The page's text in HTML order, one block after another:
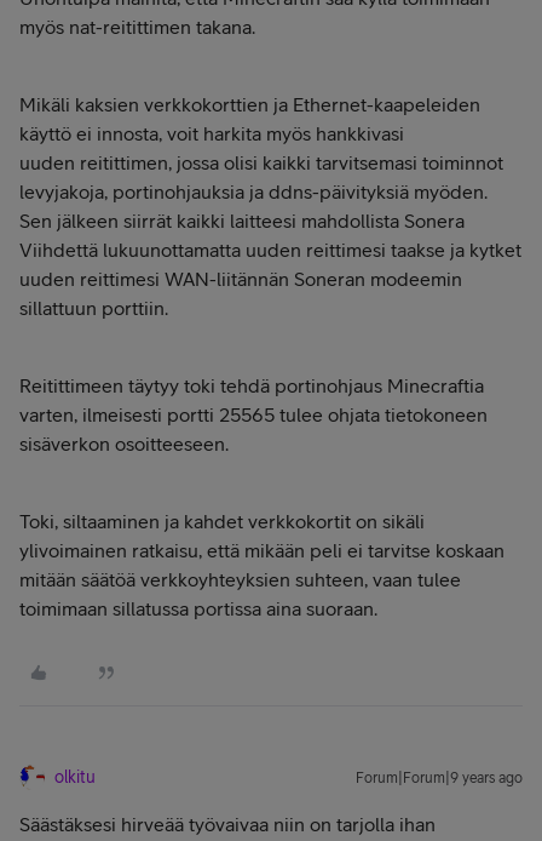
myös nat-reitittimen takana.
Mikäli kaksien verkkokorttien ja Ethernet-kaapeleiden
käyttö ei innosta, voit harkita myös hankkivasi
uuden reitittimen, jossa olisi kaikki tarvitsemasi toiminnot
levyjakoja, portinohjauksia ja ddns-päivityksiä myöden.
Sen jälkeen siirrät kaikki laitteesi mahdollista Sonera
Viihdettä lukuunottamatta uuden reittimesi taakse ja kytket
uuden reittimesi WAN-liitännän Soneran modeemin
sillattuun porttiin.
Reitittimeen täytyy toki tehdä portinohjaus Minecraftia
varten, ilmeisesti portti 25565 tulee ohjata tietokoneen
sisäverkon osoitteeseen.
Toki, siltaaminen ja kahdet verkkokortit on sikäli
ylivoimainen ratkaisu, että mikään peli ei tarvitse koskaan
mitään säätöä verkkoyhteyksien suhteen, vaan tulee
toimimaan sillatussa portissa aina suoraan.
olkitu Forum|Forum|9 years ago
Säästäksesi hirveää työvaivaa niin on tarjolla ihan